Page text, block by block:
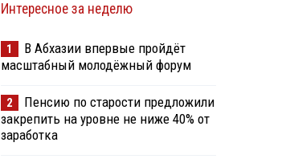
Интересное за неделю
1
В Абхазии впервые пройдёт
масштабный молодёжный форум
2
Пенсию по старости предложили
закрепить на уровне не ниже 40% от
заработка